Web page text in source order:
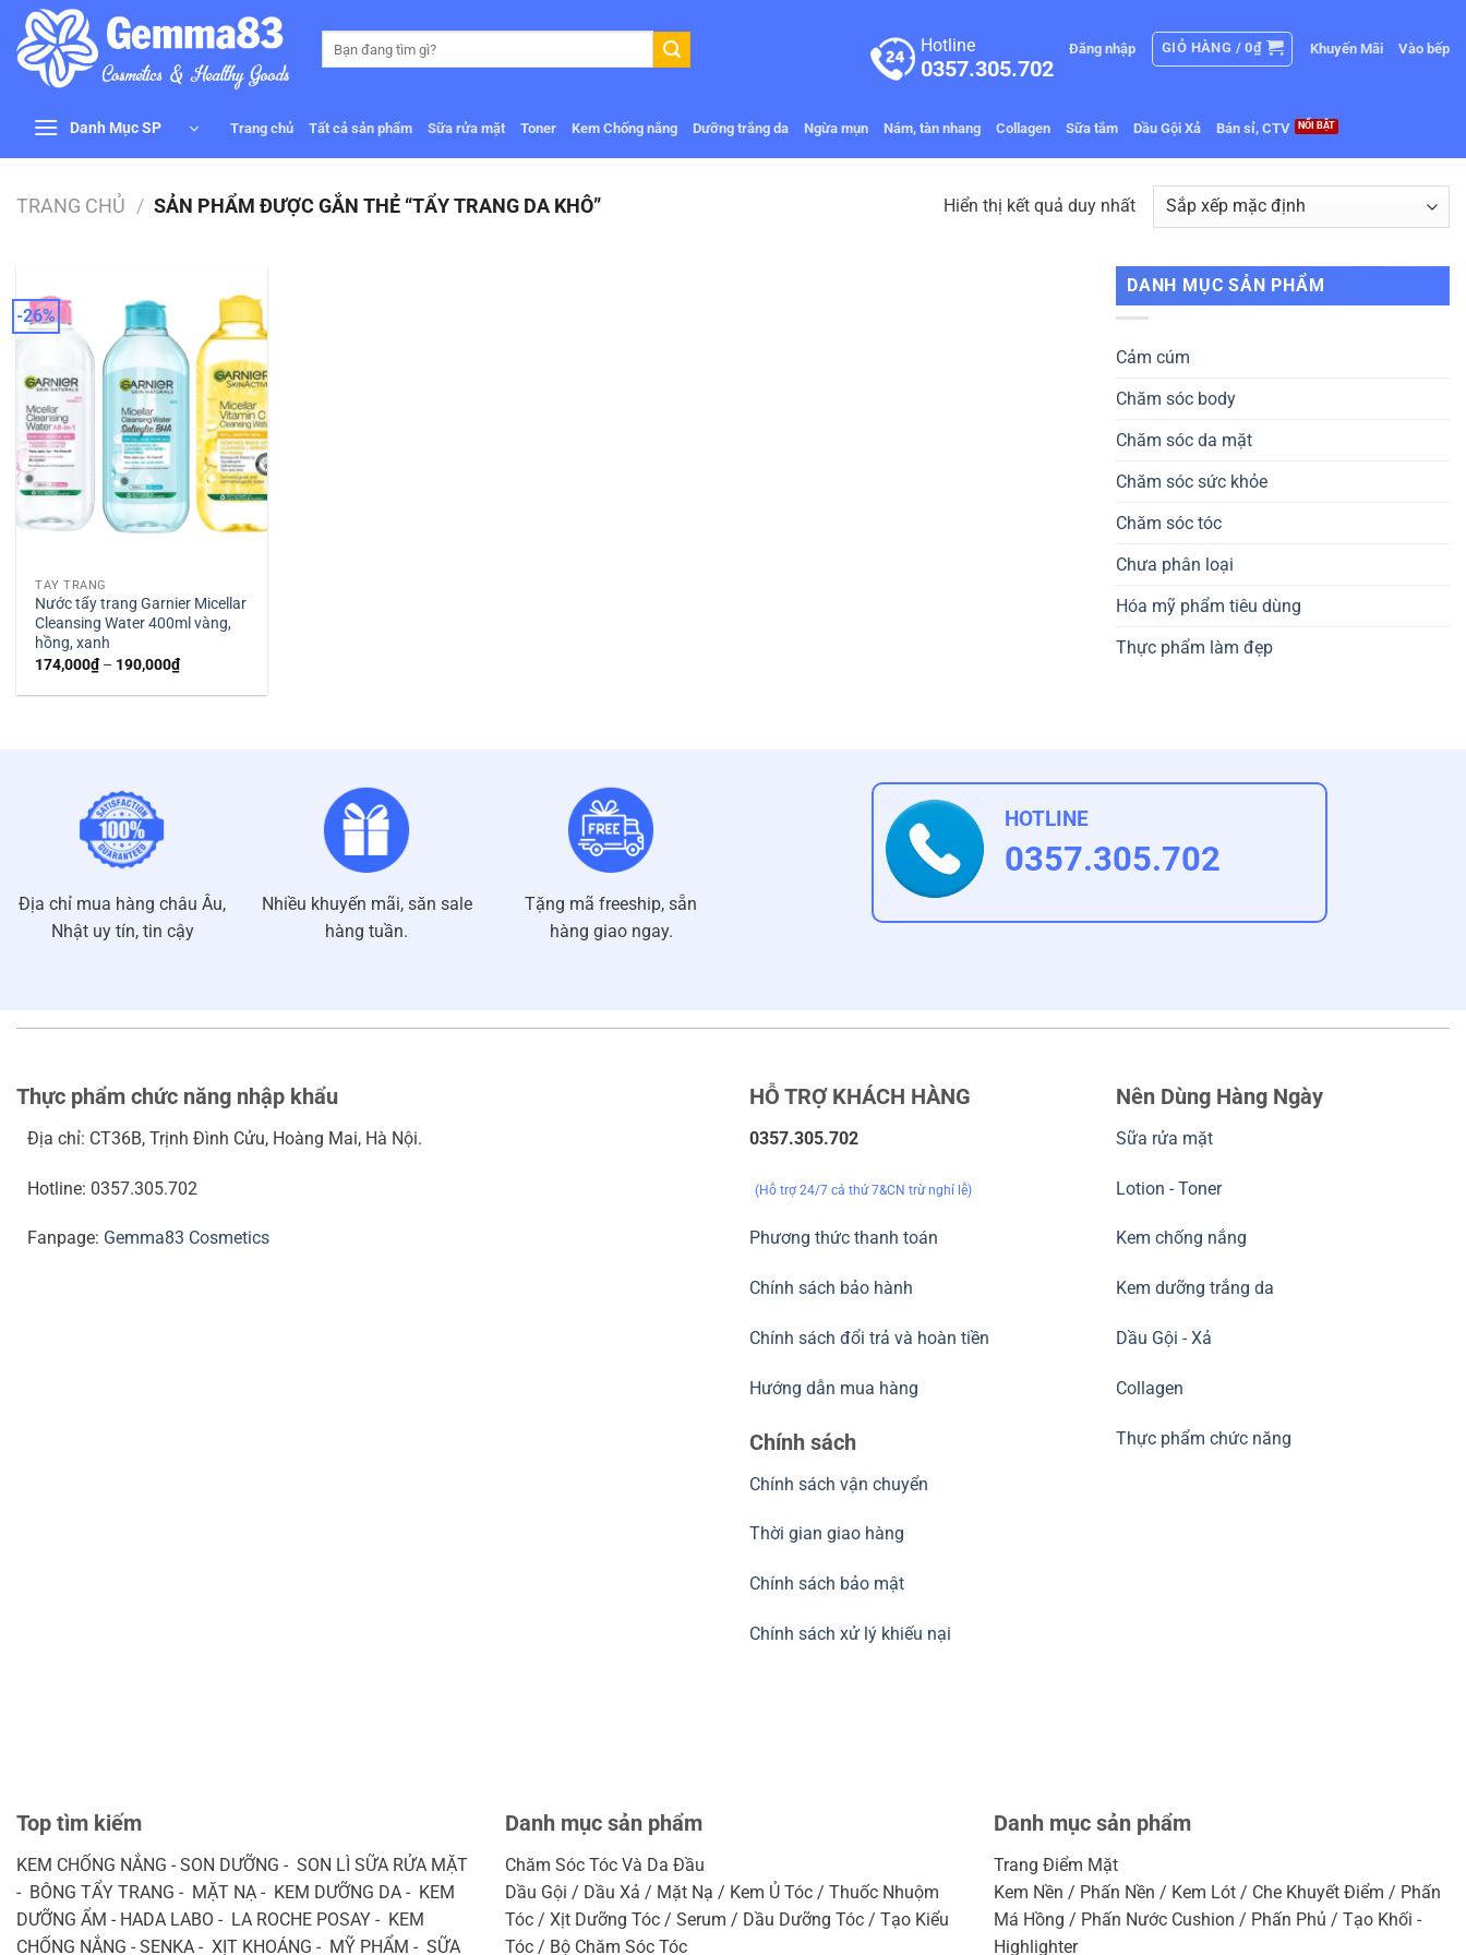
qua
nội
kiếm:
Hotline
0357.305.702
Đăng nhập GIỎ HÀNG /0₫ Khuyến Mãi Vào bếp
Danh Mục SP Trang chủ Tất cả sản phẩm Sữa rửa mặt Toner Kem Chống nắng Dưỡng trắng da Ngừa mụn Nám, tàn nhang Collagen Sữa tắm Dầu Gội Xả Bán sỉ, CTV
TRANG CHỦ / SẢN PHẨM ĐƯỢC GẮN THẺ “TẨY TRANG DA KHÔ” Hiển thị kết quả duy nhất
-26%
TẨY TRANG
Nước tẩy trang Garnier Micellar
Cleansing Water 400ml vàng,
hồng, xanh
174,000₫ – 190,000₫Khoảng
giá:
từ
DANH MỤC SẢN PHẨM
Cảm cúm
Chăm sóc body
Chăm sóc da mặt
Chăm sóc sức khỏe
Chăm sóc tóc
Chưa phân loại
Hóa mỹ phẩm tiêu dùng
Thực phẩm làm đẹp
Địa chỉ mua hàng châu Âu,
Nhật uy tín, tin cậy
Nhiều khuyến mãi, săn sale
hàng tuần.
Tặng mã freeship, sẵn
hàng giao ngay.
HOTLINE
0357.305.702
Thực phẩm chức năng nhập khẩu
Địa chỉ: CT36B, Trịnh Đình Cửu, Hoàng Mai, Hà Nội.
Hotline: 0357.305.702
Fanpage: Gemma83 Cosmetics
HỖ TRỢ KHÁCH HÀNG
0357.305.702
(Hỗ trợ 24/7 cả thứ 7&CN trừ nghỉ lễ)
Phương thức thanh toán
Chính sách bảo hành
Chính sách đổi trả và hoàn tiền
Hướng dẫn mua hàng
Chính sách
Chính sách vận chuyển
Thời gian giao hàng
Chính sách bảo mật
Chính sách xử lý khiếu nại
Nên Dùng Hàng Ngày
Sữa rửa mặt
Lotion - Toner
Kem chống nắng
Kem dưỡng trắng da
Dầu Gội - Xả
Collagen
Thực phẩm chức năng
Top tìm kiếm
KEM CHỐNG NẮNG - SON DƯỠNG - SON LÌ SỮA RỬA MẶT
- BÔNG TẨY TRANG - MẶT NẠ - KEM DƯỠNG DA - KEM
DƯỠNG ẨM - HADA LABO - LA ROCHE POSAY - KEM
CHỐNG NẮNG - SENKA - XỊT KHOÁNG - MỸ PHẨM - SỮA
Danh mục sản phẩm
Chăm Sóc Tóc Và Da Đầu
Dầu Gội / Dầu Xả / Mặt Nạ / Kem Ủ Tóc / Thuốc Nhuộm
Tóc / Xịt Dưỡng Tóc / Serum / Dầu Dưỡng Tóc / Tạo Kiểu
Tóc / Bộ Chăm Sóc Tóc
Danh mục sản phẩm
Trang Điểm Mặt
Kem Nền / Phấn Nền / Kem Lót / Che Khuyết Điểm / Phấn
Má Hồng / Phấn Nước Cushion / Phấn Phủ / Tạo Khối -
Highlighter